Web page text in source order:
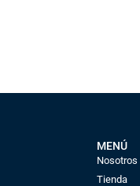
MENÚ
Nosotros
Tienda